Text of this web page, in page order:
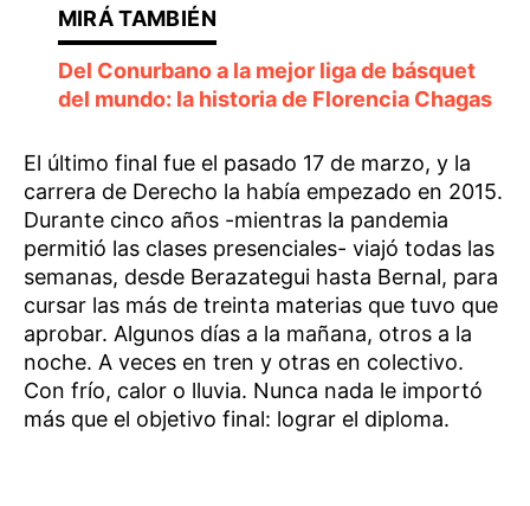
Del Conurbano a la mejor liga de básquet
del mundo: la historia de Florencia Chagas
El último final fue el pasado 17 de marzo, y la
carrera de Derecho la había empezado en 2015.
Durante cinco años -mientras la pandemia
permitió las clases presenciales- viajó todas las
semanas, desde Berazategui hasta Bernal, para
cursar las más de treinta materias que tuvo que
aprobar. Algunos días a la mañana, otros a la
noche. A veces en tren y otras en colectivo.
Con frío, calor o lluvia. Nunca nada le importó
más que el objetivo final: lograr el diploma.